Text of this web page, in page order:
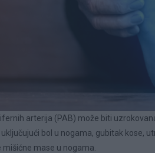
arterija (PAB) može biti
bol u nogama, gubitak kose,
mišićne mase u nogama.